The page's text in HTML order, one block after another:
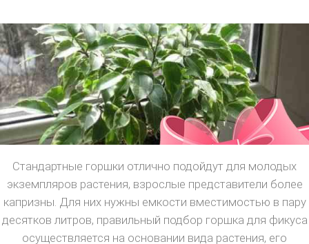
Стандартные горшки отлично подойдут для молодых
экземпляров растения, взрослые представители более
капризны. Для них нужны емкости вместимостью в пару
десятков литров, правильный подбор горшка для фикуса
осуществляется на основании вида растения, его